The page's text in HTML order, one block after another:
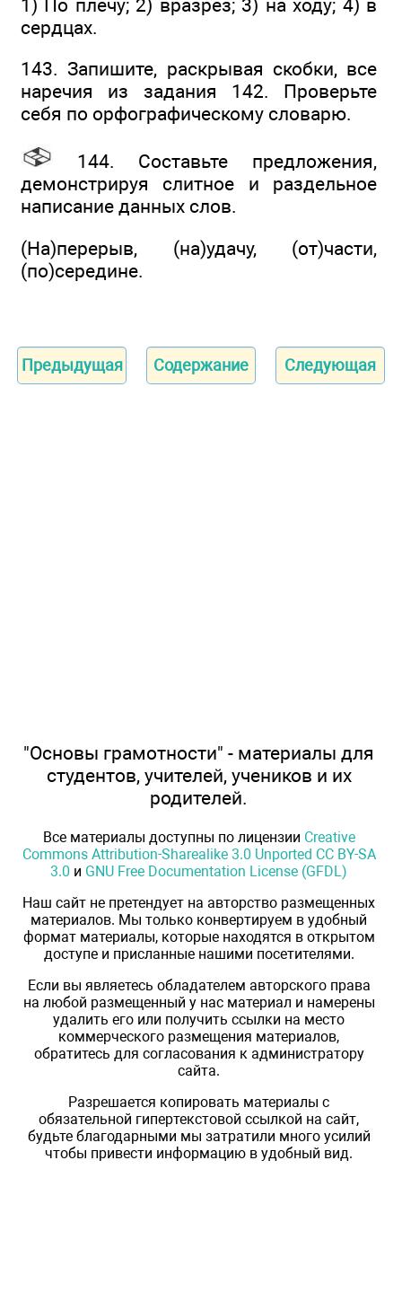
1) По плечу; 2) вразрез; 3) на ходу; 4) в
сердцах.
143. Запишите, раскрывая скобки, все
наречия из задания 142. Проверьте
себя по орфографическому словарю.
144. Составьте предложения,
демонстрируя слитное и раздельное
написание данных слов.
(На)перерыв, (на)удачу, (от)части,
(по)середине.
Предыдущая Содержание Следующая
"Основы грамотности" - материалы для
студентов, учителей, учеников и их
родителей.
Все материалы доступны по лицензии Creative
Commons Attribution-Sharealike 3.0 Unported CC BY-SA
3.0 и GNU Free Documentation License (GFDL)
Наш сайт не претендует на авторство размещенных
материалов. Мы только конвертируем в удобный
формат материалы, которые находятся в открытом
доступе и присланные нашими посетителями.
Если вы являетесь обладателем авторского права
на любой размещенный у нас материал и намерены
удалить его или получить ссылки на место
коммерческого размещения материалов,
обратитесь для согласования к администратору
сайта.
Разрешается копировать материалы с
обязательной гипертекстовой ссылкой на сайт,
будьте благодарными мы затратили много усилий
чтобы привести информацию в удобный вид.